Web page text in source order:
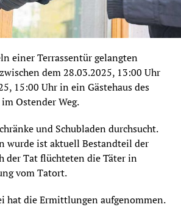
einer Terrassentür gelangten
dem 28.03.2025, 13:00 Uhr
15:00 Uhr in ein Gästehaus des
Ostender Weg.
und Schubladen durchsucht.
wurde ist aktuell Bestandteil der
der Tat flüchteten die Täter in
vom Tatort.
hat die Ermittlungen aufgenommen.